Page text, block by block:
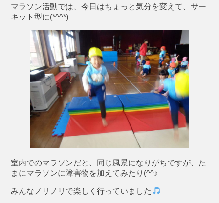
マラソン活動では、今日はちょっと気分を変えて、サー
キット型に(*^^*)
室内でのマラソンだと、同じ風景になりがちですが、た
まにマラソンに障害物を加えてみたり(^^♪
みんなノリノリで楽しく行っていました